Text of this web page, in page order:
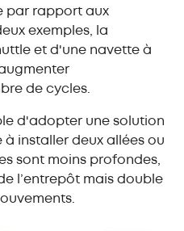
par rapport aux
exemples, la
et d'une navette à
de cycles.
d'adopter une solution
installer deux allées ou
sont moins profondes,
l’entrepôt mais double